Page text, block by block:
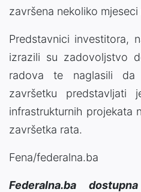
završena nekoliko
Predstavnici investitora,
izrazili su zadovoljstvo
radova te naglasili
završetku predstavljati
infrastrukturnih projekata
završetka rata.
Fena/federalna.ba
Federalna.ba